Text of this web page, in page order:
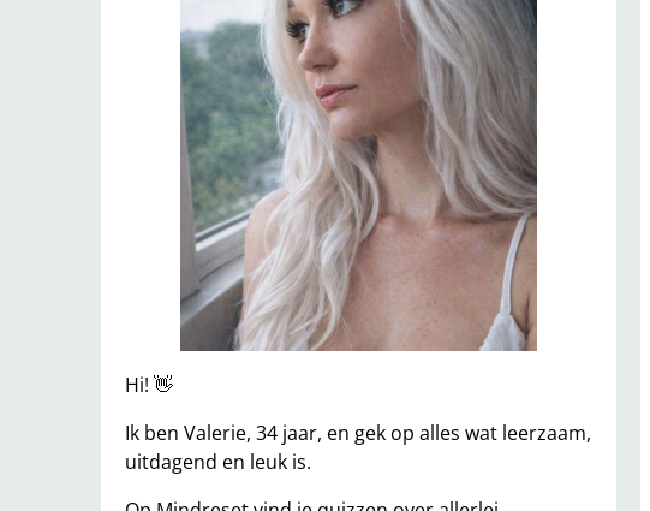
Hi! 👋
Ik ben Valerie, 34 jaar, en gek op alles wat leerzaam,
uitdagend en leuk is.